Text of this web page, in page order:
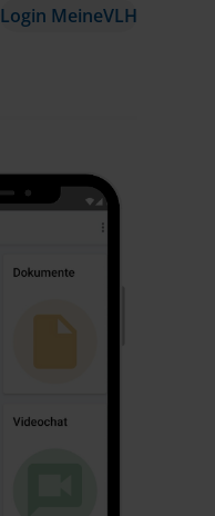
Login MeineVLH